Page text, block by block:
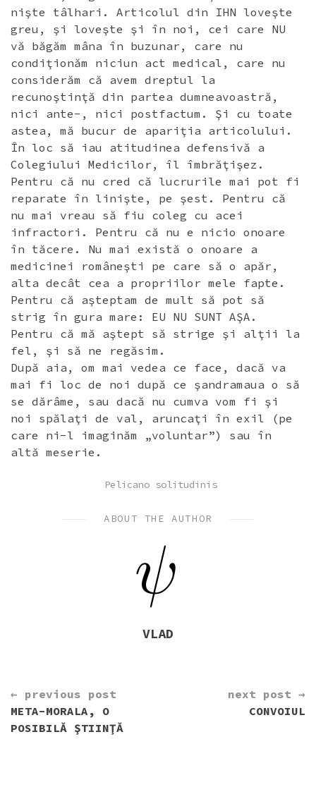
nişte tâlhari. Articolul din IHN loveşte
greu, şi loveşte şi în noi, cei care NU
vă băgăm mâna în buzunar, care nu
condiţionăm niciun act medical, care nu
considerăm că avem dreptul la
recunoştinţă din partea dumneavoastră,
nici ante-, nici postfactum. Şi cu toate
astea, mă bucur de apariţia articolului.
În loc să iau atitudinea defensivă a
Colegiului Medicilor, îl îmbrăţişez.
Pentru că nu cred că lucrurile mai pot fi
reparate în linişte, pe şest. Pentru că
nu mai vreau să fiu coleg cu acei
infractori. Pentru că nu e nicio onoare
în tăcere. Nu mai există o onoare a
medicinei româneşti pe care să o apăr,
alta decât cea a propriilor mele fapte.
Pentru că aşteptam de mult să pot să
strig în gura mare: EU NU SUNT AŞA.
Pentru că mă aştept să strige şi alţii la
fel, şi să ne regăsim.
După aia, om mai vedea ce face, dacă va
mai fi loc de noi după ce şandramaua o să
se dărâme, sau dacă nu cumva vom fi şi
noi spălaţi de val, aruncaţi în exil (pe
care ni-l imaginăm „voluntar”) sau în
altă meserie.
POSTED
Pelicano solitudinis
ABOUT THE AUTHOR
VLAD
CONTINUE
READING
← previous post
META-MORALA, O
POSIBILĂ ŞTIINŢĂ
next post →
CONVOIUL